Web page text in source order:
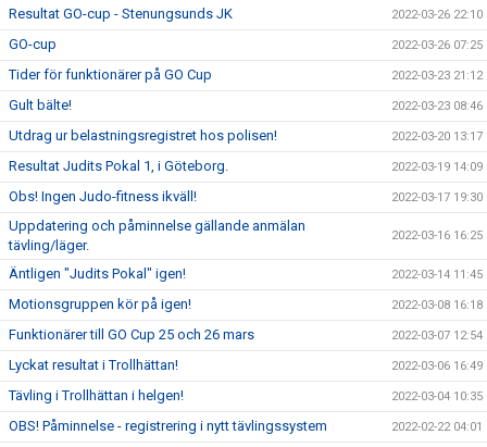
Resultat GO-cup - Stenungsunds JK 2022-03-26 22:10
GO-cup 2022-03-26 07:25
Tider för funktionärer på GO Cup 2022-03-23 21:12
Gult bälte! 2022-03-23 08:46
Utdrag ur belastningsregistret hos polisen! 2022-03-20 13:17
Resultat Judits Pokal 1, i Göteborg. 2022-03-19 14:09
Obs! Ingen Judo-fitness ikväll! 2022-03-17 19:30
Uppdatering och påminnelse gällande anmälan
tävling/läger.
2022-03-16 16:25
Äntligen "Judits Pokal" igen! 2022-03-14 11:45
Motionsgruppen kör på igen! 2022-03-08 16:18
Funktionärer till GO Cup 25 och 26 mars 2022-03-07 12:54
Lyckat resultat i Trollhättan! 2022-03-06 16:49
Tävling i Trollhättan i helgen! 2022-03-04 10:35
OBS! Påminnelse - registrering i nytt tävlingssystem 2022-02-22 04:01